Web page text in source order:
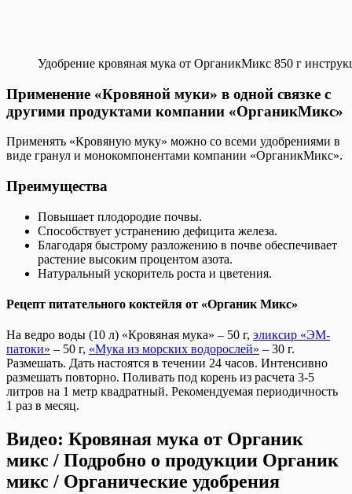
Удобрение кровяная мука от ОрганикМикс 850 г
Применение «Кровяной муки» в одной связке с
другими продуктами компании «ОрганикМикс»
Применять «Кровяную муку» можно со всеми удобрениями в
виде гранул и монокомпонентами компании «ОрганикМикс».
Преимущества
Повышает плодородие почвы.
Способствует устранению дефицита железа.
Благодаря быстрому разложению в почве обеспечивает
растение высоким процентом азота.
Натуральный ускоритель роста и цветения.
Рецепт питательного коктейля от «Органик Микс»
На ведро воды (10 л) «Кровяная мука» – 50 г, эликсир «ЭМ-
патоки» – 50 г, «Мука из морских водорослей» – 30 г.
Размешать. Дать настоятся в течении 24 часов. Интенсивно
размешать повторно. Поливать под корень из расчета 3-5
литров на 1 метр квадратный. Рекомендуемая периодичность
1 раз в месяц.
Видео: Кровяная мука от Органик
микс / Подробно о продукции Органик
микс / Органические удобрения